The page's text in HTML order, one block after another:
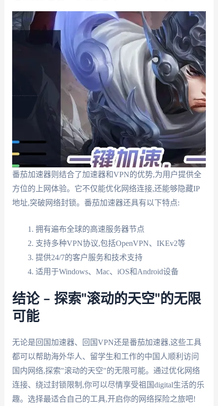
番茄加速器则结合了加速器和VPN的优势,为用户提供全
方位的上网体验。它不仅能优化网络连接,还能够隐藏IP
地址,突破网络封锁。番茄加速器还具有以下特点:
拥有遍布全球的高速服务器节点
支持多种VPN协议,包括OpenVPN、IKEv2等
提供24/7的客户服务和技术支持
适用于Windows、Mac、iOS和Android设备
结论 – 探索"滚动的天空"的无限
可能
无论是回国加速器、回国VPN还是番茄加速器,这些工具
都可以帮助海外华人、留学生和工作的中国人顺利访问
国内网络,探索"滚动的天空"的无限可能。通过优化网络
连接、绕过封锁限制,你可以尽情享受祖国digital生活的乐
趣。选择最适合自己的工具,开启你的网络探险之旅吧!